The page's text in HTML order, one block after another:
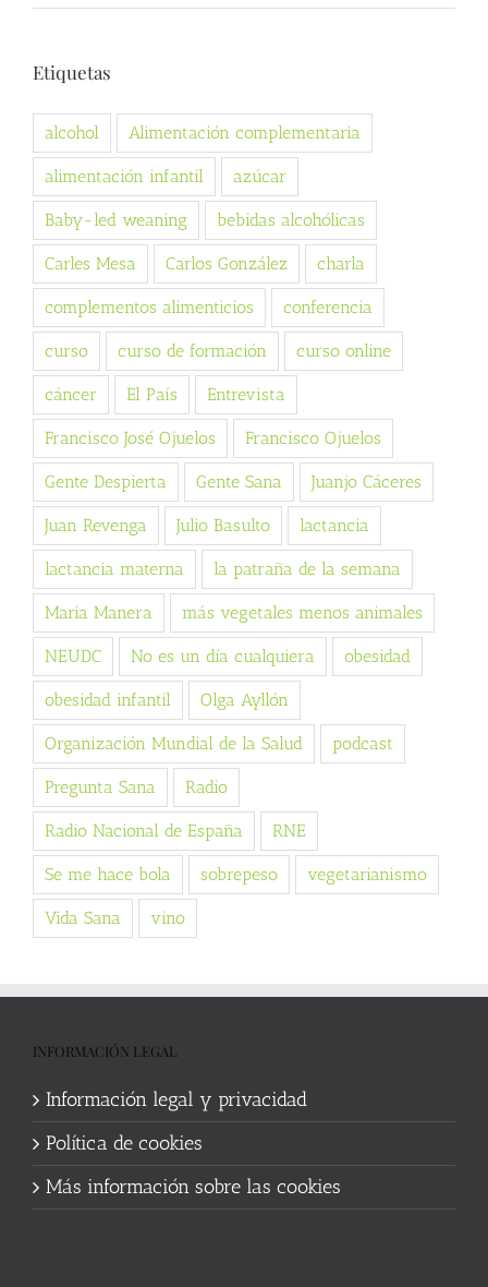
Etiquetas
alcohol Alimentación complementaria
alimentación infantil azúcar
Baby-led weaning bebidas alcohólicas
Carles Mesa Carlos González charla
complementos alimenticios conferencia
curso curso de formación curso online
cáncer El País Entrevista
Francisco José Ojuelos Francisco Ojuelos
Gente Despierta Gente Sana Juanjo Cáceres
Juan Revenga Julio Basulto lactancia
lactancia materna la patraña de la semana
Maria Manera más vegetales menos animales
NEUDC No es un día cualquiera obesidad
obesidad infantil Olga Ayllón
Organización Mundial de la Salud podcast
Pregunta Sana Radio
Radio Nacional de España RNE
Se me hace bola sobrepeso vegetarianismo
Vida Sana vino
INFORMACIÓN LEGAL
Información legal y privacidad
Política de cookies
Más información sobre las cookies